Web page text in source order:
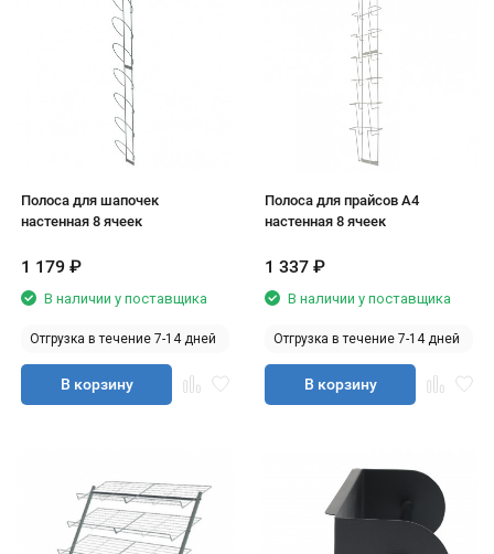
Полоса для шапочек
настенная 8 ячеек
1 179 ₽
В наличии у поставщика
Отгрузка в течение 7-14 дней
В корзину
Полоса для прайсов А4
настенная 8 ячеек
1 337 ₽
В наличии у поставщика
Отгрузка в течение 7-14 дней
В корзину